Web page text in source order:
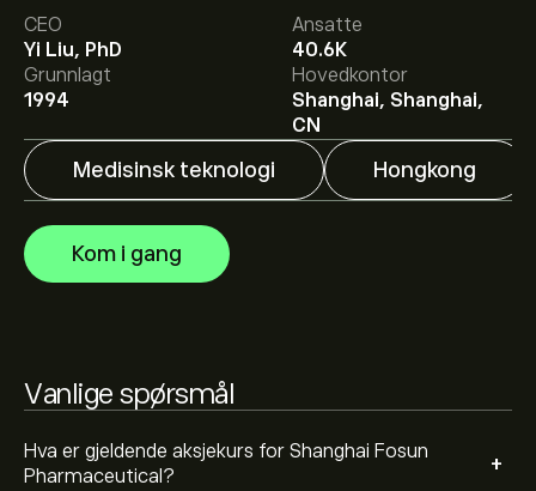
CEO
Yi Liu, PhD
Ansatte
40.6K
Grunnlagt
1994
Hovedkontor
Shanghai, Shanghai,
CN
Medisinsk teknologi Hongkong
Kom i gang
Vanlige spørsmål
Hva er gjeldende aksjekurs for Shanghai Fosun
Pharmaceutical?
+
Det gjennomsnittlige kursmålet for Shanghai Fosun
Pharmaceutical er 17.23‎$‎.
Registrer degpå eToro for
detaljerte forventninger og kursmål fra analytikere.
Analytikere gir forventninger for Shanghai Fosun
Pharmaceutical basert på markedstrender, finansielle
rapporter og forventet vekst. Sjekk de nyeste
forventningene for fremtidige prisbevegelser.